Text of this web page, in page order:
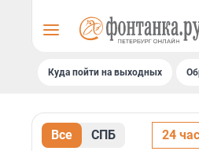
Куда пойти на выходных
Все СПБ 24